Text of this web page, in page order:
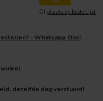
Of plaats op bestellijst
- Whatsapp Ons!
winkel
dezelfde dag verstuurd!